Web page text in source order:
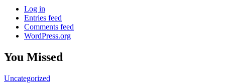
Log in
Entries feed
Comments feed
WordPress.org
You Missed
Uncategorized